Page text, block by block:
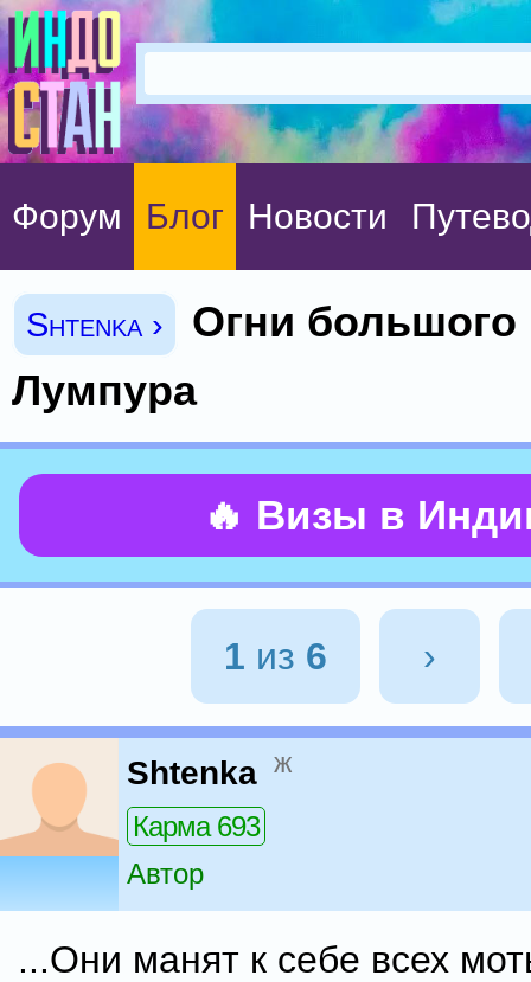
Форум Блог Новости
Shtenka ›
Огни большого
Лумпура
🔥 Визы в
1 из 6 ›
Shtenka ж
Карма 693
Автор
...Они манят к себе всех